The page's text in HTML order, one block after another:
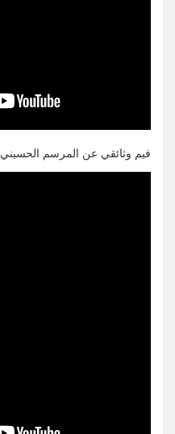
فيم وثائقي عن المرسم الحسيني